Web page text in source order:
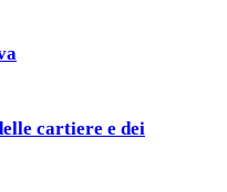
cartiere e dei